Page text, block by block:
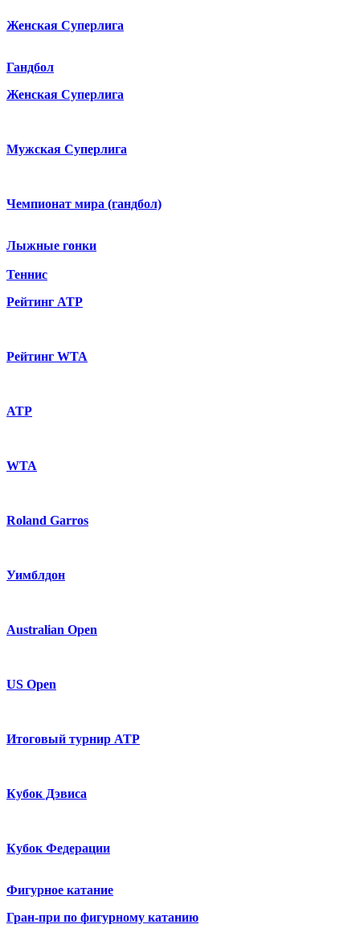
Женская Суперлига
Гандбол
Женская Суперлига
Мужская Суперлига
Чемпионат мира (гандбол)
Лыжные гонки
Теннис
Рейтинг ATP
Рейтинг WTA
ATP
WTA
Roland Garros
Уимблдон
Australian Open
US Open
Итоговый турнир ATP
Кубок Дэвиса
Кубок Федерации
Фигурное катание
Гран-при по фигурному катанию